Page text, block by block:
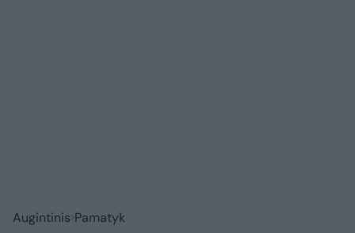
Augintinis Pamatyk